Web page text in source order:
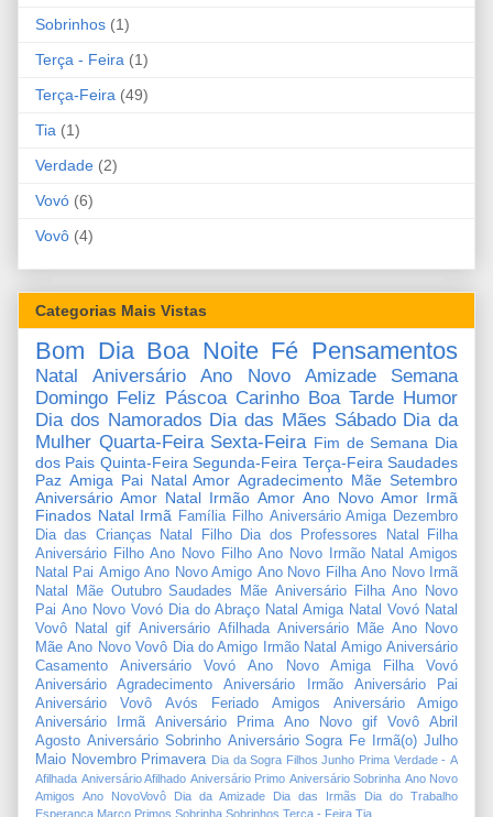
Sobrinhos (1)
Terça - Feira (1)
Terça-Feira (49)
Tia (1)
Verdade (2)
Vovó (6)
Vovô (4)
Categorias Mais Vistas
Bom Dia Boa Noite Fé Pensamentos
Natal Aniversário Ano Novo Amizade
Semana
Domingo Feliz Páscoa Carinho Boa Tarde Humor
Dia dos Namorados Dia das Mães Sábado Dia da
Mulher Quarta-Feira Sexta-Feira Fim de Semana Dia
dos Pais Quinta-Feira Segunda-Feira Terça-Feira Saudades
Paz Amiga Pai Natal Amor Agradecimento Mãe Setembro
Aniversário Amor Natal Irmão Amor Ano Novo Amor Irmã
Finados Natal Irmã Família Filho Aniversário Amiga Dezembro
Dia das Crianças
Natal Filho Dia dos Professores
Natal Filha
Aniversário Filho Ano Novo Filho Ano Novo Irmão Natal Amigos
Natal Pai Amigo Ano Novo Amigo Ano Novo Filha Ano Novo Irmã
Natal Mãe Outubro Saudades Mãe Aniversário Filha Ano Novo
Pai Ano Novo Vovó Dia do Abraço Natal Amiga Natal Vovó Natal
Vovô
Natal gif Aniversário Afilhada Aniversário Mãe Ano Novo
Mãe Ano Novo Vovô Dia do Amigo Irmão Natal Amigo Aniversário
Casamento
Aniversário Vovó Ano Novo Amiga Filha
Vovó
Aniversário Agradecimento
Aniversário Irmão
Aniversário Pai
Aniversário Vovô
Avós Feriado Amigos
Aniversário Amigo
Aniversário Irmã
Aniversário Prima Ano Novo gif Vovô
Abril
Agosto Aniversário Sobrinho Aniversário Sogra Fe Irmã(o) Julho
Maio Novembro Primavera Dia da Sogra Filhos Junho Prima Verdade - A
Afilhada Aniversário Afilhado Aniversário Primo Aniversário Sobrinha Ano Novo
Amigos
Ano NovoVovô Dia da Amizade Dia das Irmãs
Dia do Trabalho
Esperança Março Primos Sobrinha Sobrinhos Terça - Feira Tia